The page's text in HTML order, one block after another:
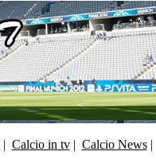
| Calcio in tv| Calcio News|